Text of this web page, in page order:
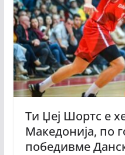
Ти Џеј Шортс е
Македонија, по
победивме